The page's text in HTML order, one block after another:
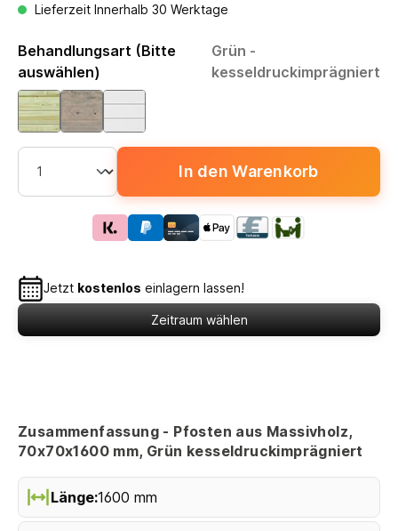
Lieferzeit Innerhalb 30 Werktage
Behandlungsart (Bitte
auswählen)
Grün -
kesseldruckimprägniert
In den Warenkorb
Jetzt kostenlos einlagern lassen!
Zeitraum wählen
Zusammenfassung - Pfosten aus Massivholz,
70x70x1600 mm, Grün kesseldruckimprägniert
Länge:1600 mm